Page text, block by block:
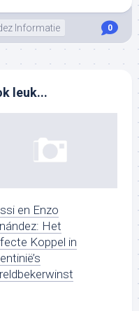
Informatie 0
leuk...
en Enzo
Het
Koppel in